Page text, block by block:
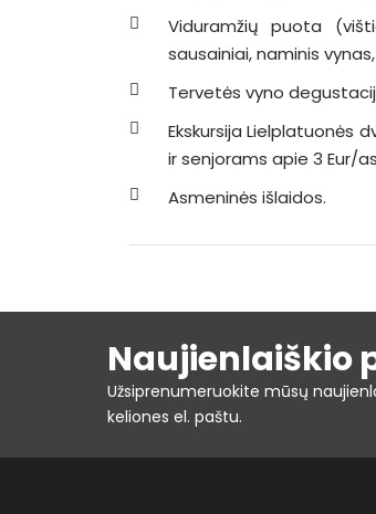
Viduramžių puota
sausainiai, naminis
Tervetės vyno
Ekskursija Lielplatuonės
ir senjorams apie 3 Eur/
Asmeninės išlaidos.
Naujienlaiškio
Užsiprenumeruokite mūsų
keliones el. paštu.